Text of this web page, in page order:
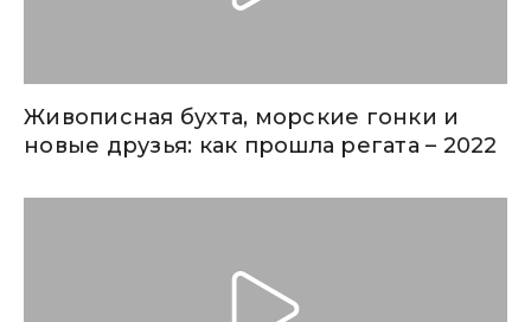
Живописная бухта, морские гонки и
новые друзья: как прошла регата – 2022